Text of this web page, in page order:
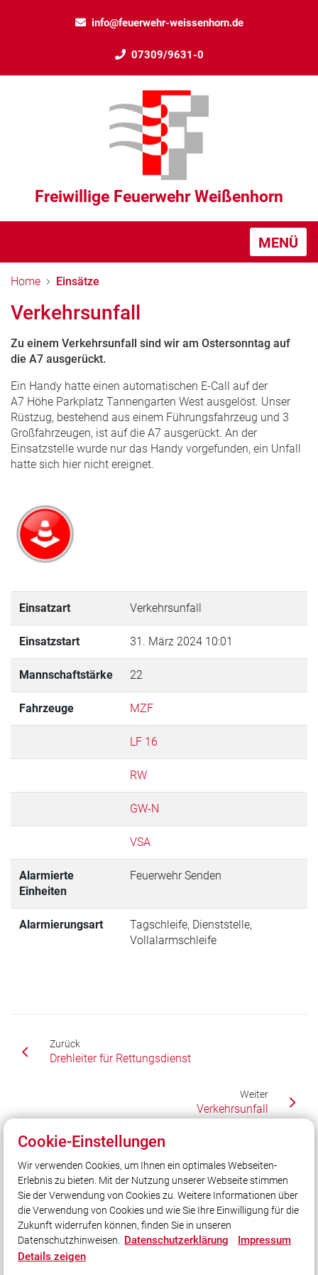
info@feuerwehr-weissenhorn.de
07309/9631-0
Freiwillige Feuerwehr Weißenhorn
MENÜ
Home Einsätze
Verkehrsunfall
Zu einem Verkehrsunfall sind wir am Ostersonntag auf
die A7 ausgerückt.
Ein Handy hatte einen automatischen E-Call auf der
A7 Höhe Parkplatz Tannengarten West ausgelöst. Unser
Rüstzug, bestehend aus einem Führungsfahrzeug und 3
Großfahrzeugen, ist auf die A7 ausgerückt. An der
Einsatzstelle wurde nur das Handy vorgefunden, ein Unfall
hatte sich hier nicht ereignet.
Einsatzart Verkehrsunfall
Einsatzstart 31. März 2024 10:01
Mannschaftstärke 22
Fahrzeuge MZF
LF 16
RW
GW-N
VSA
Alarmierte
Einheiten
Feuerwehr Senden
Alarmierungsart
Tagschleife, Dienststelle,
Vollalarmschleife
Zurück
Drehleiter für Rettungsdienst
Weiter
Verkehrsunfall
Unser Leitsatz
Gott zur Ehr - dem Nächsten zur Wehr!
Unsere Freizeit für Ihre Sicherheit!
Social Media
Cookie-Einstellungen
Wir verwenden Cookies, um Ihnen ein optimales Webseiten-
Erlebnis zu bieten. Mit der Nutzung unserer Webseite stimmen
Sie der Verwendung von Cookies zu. Weitere Informationen über
die Verwendung von Cookies und wie Sie Ihre Einwilligung für die
Zukunft widerrufen können, finden Sie in unseren
Datenschutzhinweisen. Datenschutzerklärung
Impressum
Details zeigen